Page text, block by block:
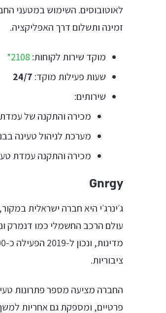
לאוטובוסים. השימוש במטעני
זמינה ותשלום דרך האפליקציה.
מוקד שירות לקוחות: 2108*
שעות פעילות מוקד: 24/7
שירותים:
מכירה והתקנה של עמדת
מערכת לניהול טעינה
מכירה והתקנה עמדת
Gnrgy
ציבוריות.
החברה מציעה מספר פתרונות